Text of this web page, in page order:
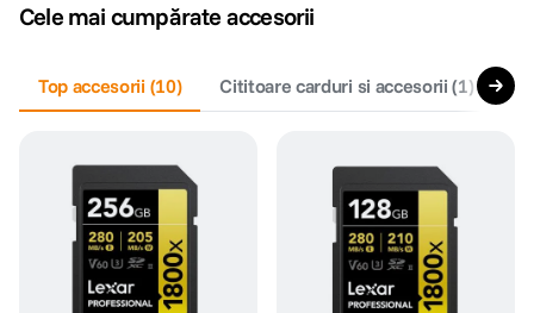
6 lavaliera
ulanzi
insta 360
Cele mai cumpărate accesorii
Top accesorii (10) Cititoare carduri si accesorii (1)